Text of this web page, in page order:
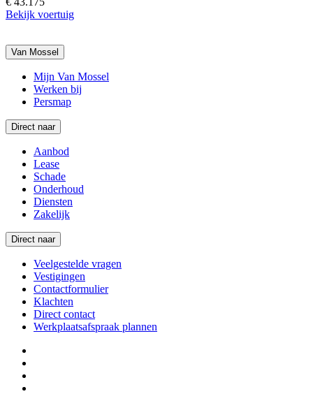
Bekijk voertuig
Van Mossel
Mijn Van Mossel
Werken bij
Persmap
Direct naar
Aanbod
Lease
Schade
Onderhoud
Diensten
Zakelijk
Direct naar
Veelgestelde vragen
Vestigingen
Contactformulier
Klachten
Direct contact
Werkplaatsafspraak plannen